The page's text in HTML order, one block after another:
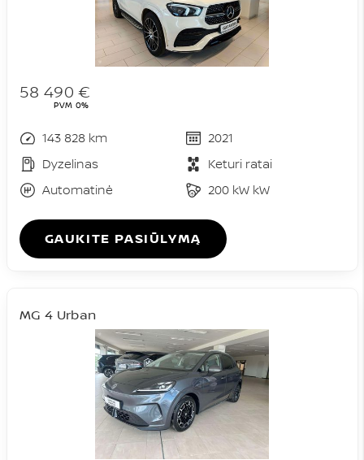
58 490 €
PVM 0%
143 828 km
2021
Dyzelinas
Keturi ratai
Automatinė
200 kW kW
GAUKITE PASIŪLYMĄ
MG 4 Urban